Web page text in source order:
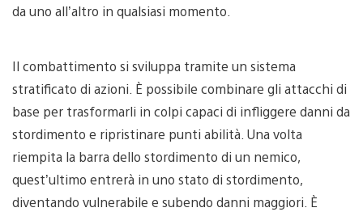
da uno all’altro in qualsiasi momento.
Il combattimento si sviluppa tramite un sistema
stratificato di azioni. È possibile combinare gli attacchi di
base per trasformarli in colpi capaci di infliggere danni da
stordimento e ripristinare punti abilità. Una volta
riempita la barra dello stordimento di un nemico,
quest’ultimo entrerà in uno stato di stordimento,
diventando vulnerabile e subendo danni maggiori. È